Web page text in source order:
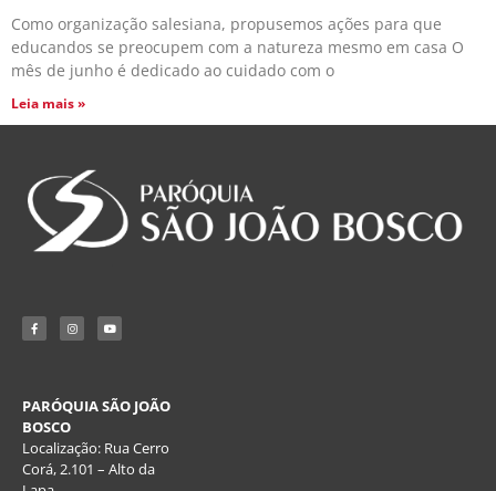
Como organização salesiana, propusemos ações para que
educandos se preocupem com a natureza mesmo em casa O
mês de junho é dedicado ao cuidado com o
Leia mais »
PARÓQUIA SÃO JOÃO
BOSCO
Localização: Rua Cerro
Corá, 2.101 – Alto da